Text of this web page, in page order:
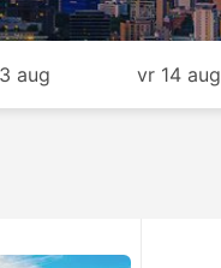
aug vr 14 aug